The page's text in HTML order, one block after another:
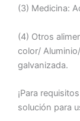
(3) Medicina:
(4) Otros
color/
galvanizada.
¡Para
solución para